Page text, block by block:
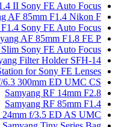
II Sony FE Auto Focus
AF 85mm F1.4 Nikon F
Sony FE Auto Focus
AF 85mm F1.8 FE P
Sony FE Auto Focus
Filter Holder SFH-14
for Sony FE Lenses
6.3 300mm ED UMC CS
Samyang RF 14mm F2.8
Samyang RF 85mm F1.4
24mm f/3.5 ED AS UMC